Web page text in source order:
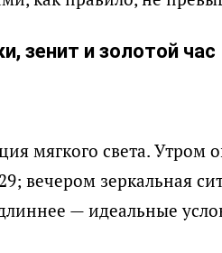
зенит и золотой час
мягкого света. Утром
вечером зеркальная
— идеальные